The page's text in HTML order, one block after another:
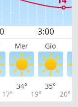
Mer Gio
17°
34°
19°
35°
20°